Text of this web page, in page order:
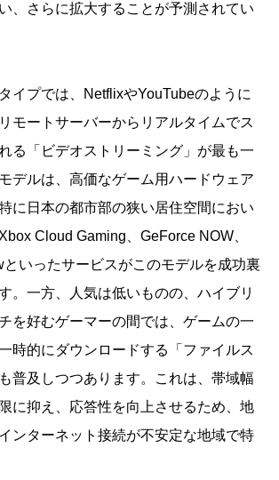
、さらに拡大することが予測されてい
イプでは、NetflixやYouTubeのように
モートサーバーからリアルタイムでス
る「ビデオストリーミング」が最も一
デルは、高価なゲーム用ハードウェア
に日本の都市部の狭い居住空間におい
Cloud Gaming、GeForce NOW、
いったサービスがこのモデルを成功裏
。一方、人気は低いものの、ハイブリ
を好むゲーマーの間では、ゲームの一
時的にダウンロードする「ファイルス
普及しつつあります。これは、帯域幅
に抑え、応答性を向上させるため、地
ンターネット接続が不安定な地域で特